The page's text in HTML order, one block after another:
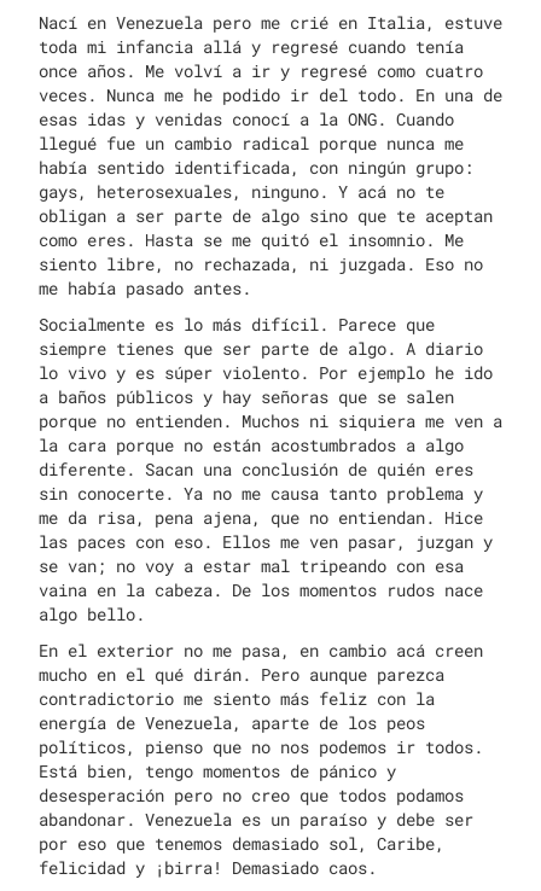
Nací en Venezuela pero me crié en Italia, estuve
toda mi infancia allá y regresé cuando tenía
once años. Me volví a ir y regresé como cuatro
veces. Nunca me he podido ir del todo. En una de
esas idas y venidas conocí a la ONG. Cuando
llegué fue un cambio radical porque nunca me
había sentido identificada, con ningún grupo:
gays, heterosexuales, ninguno. Y acá no te
obligan a ser parte de algo sino que te aceptan
como eres. Hasta se me quitó el insomnio. Me
siento libre, no rechazada, ni juzgada. Eso no
me había pasado antes.
Socialmente es lo más difícil. Parece que
siempre tienes que ser parte de algo. A diario
lo vivo y es súper violento. Por ejemplo he ido
a baños públicos y hay señoras que se salen
porque no entienden. Muchos ni siquiera me ven a
la cara porque no están acostumbrados a algo
diferente. Sacan una conclusión de quién eres
sin conocerte. Ya no me causa tanto problema y
me da risa, pena ajena, que no entiendan. Hice
las paces con eso. Ellos me ven pasar, juzgan y
se van; no voy a estar mal tripeando con esa
vaina en la cabeza. De los momentos rudos nace
algo bello.
En el exterior no me pasa, en cambio acá creen
mucho en el qué dirán. Pero aunque parezca
contradictorio me siento más feliz con la
energía de Venezuela, aparte de los peos
políticos, pienso que no nos podemos ir todos.
Está bien, tengo momentos de pánico y
desesperación pero no creo que todos podamos
abandonar. Venezuela es un paraíso y debe ser
por eso que tenemos demasiado sol, Caribe,
felicidad y ¡birra! Demasiado caos.